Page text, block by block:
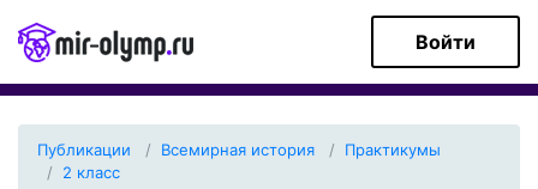
Войти
Публикации Всемирная история
Практикумы
2 класс